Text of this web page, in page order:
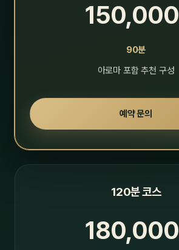
150,000
90분
아로마 포함 추천 구성
예약 문의
120분 코스
180,000